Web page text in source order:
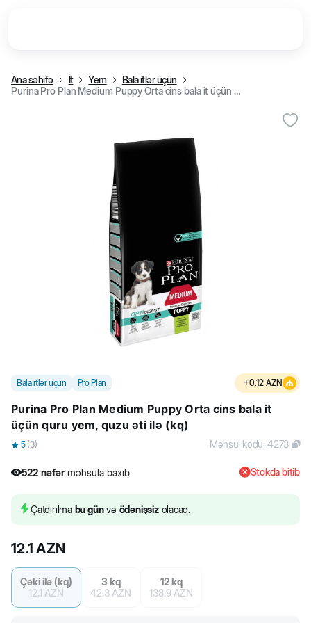
Ana səhifə İt Yem
Bala itlər üçün
Purina Pro Plan Medium Puppy Orta cins bala it üçün quru yem, quzu əti ilə (kq)
Bala itlər üçün Pro Plan +0.12 AZN
Purina Pro Plan Medium Puppy Orta cins bala it
üçün quru yem, quzu əti ilə (kq)
5 (3) Məhsul kodu:4273
522 nəfər məhsula baxıb
522 nəfər məhsula baxıb
Stokda bitib
Çatdırılma bu günvə ödənişsizolacaq.
12.1 AZN
Çəki ilə (kq)
12.1 AZN
3 kq
42.3 AZN
12 kq
138.9 AZN